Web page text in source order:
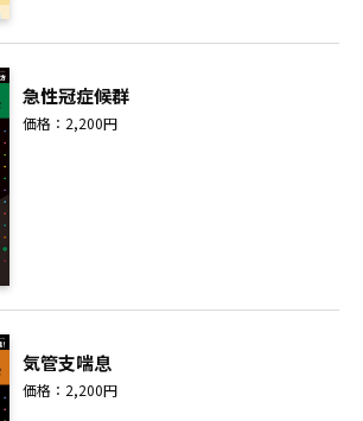
急性冠症候群
価格：2,200円
気管支喘息
価格：2,200円